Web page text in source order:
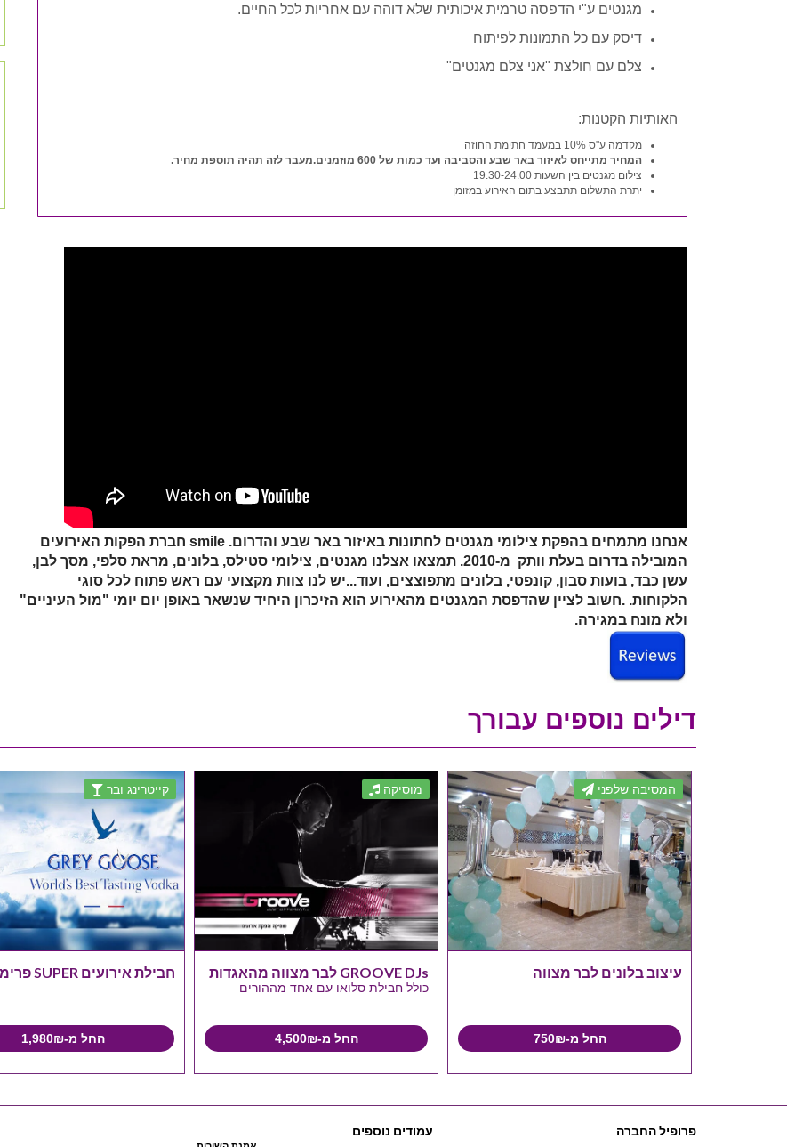
מגנטים ע"י הדפסה טרמית איכותית שלא דוהה עם אחריות לכל החיים.
דיסק עם כל התמונות לפיתוח
צלם עם חולצת "אני צלם מגנטים"
האותיות הקטנות:
מקדמה ע"ס 10% במעמד חתימת החוזה
המחיר מתייחס לאיזור באר שבע והסביבה ועד כמות של 600 מוזמנים.מעבר לזה תהיה תוספת מחיר.
צילום מגנטים בין השעות 19.30-24.00
יתרת התשלום תתבצע בתום האירוע במזומן
אנחנו מתמחים בהפקת צילומי מגנטים לחתונות באיזור באר שבע והדרום.
smile חברת הפקות האירועים
המובילה בדרום בעלת וותק מ-2010. תמצאו אצלנו מגנטים, צילומי סטילס, בלונים, מראת סלפי, מסך לבן,
עשן כבד, בועות סבון, קונפטי, בלונים מתפוצצים, ועוד...יש לנו צוות מקצועי עם ראש פתוח לכל סוגי
הלקוחות. .חשוב לציין שהדפסת המגנטים מהאירוע הוא הזיכרון היחיד שנשאר באופן יום יומי "מול העיניים"
ולא מונח במגירה.
דילים נוספים עבורך
המסיבה שלפני
עיצוב בלונים לבר מצווה
החל מ-750₪
מוסיקה
GROOVE DJs לבר מצווה מהאגדות
כולל חבילת סלואו עם אחד מההורים
החל מ-4,500₪
קייטרינג ובר
חבילת אירועים SUPER פרימיום
החל מ-1,980₪
פרופיל החברה עמודים נוספים